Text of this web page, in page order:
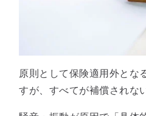
原則として保険適用外とな
すが、すべてが補償されな